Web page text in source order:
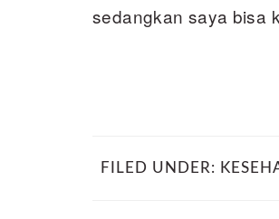
sedangkan saya bisa
FILED UNDER: